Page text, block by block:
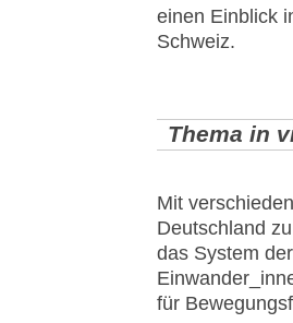
einen Einblick
Schweiz.
Thema in
Mit
Deutschland
das System
für